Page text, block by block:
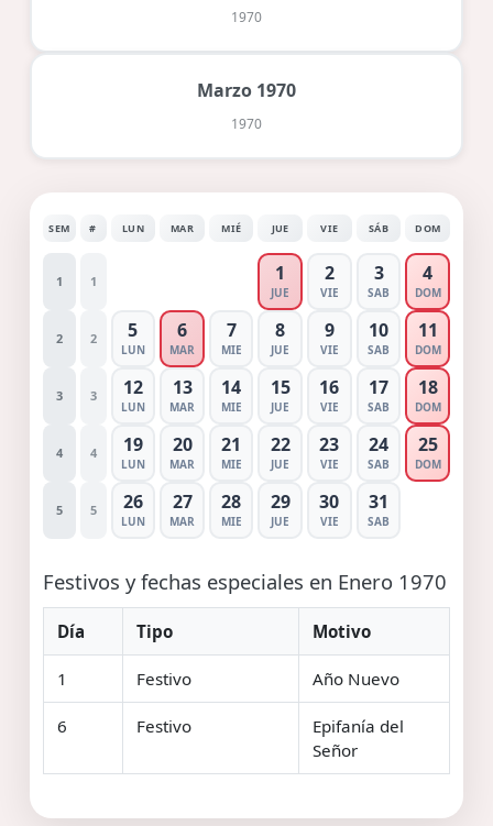
1970
Marzo 1970
1970
SEM # LUN MAR MIÉ JUE VIE SÁB DOM
1 1 1
JUE
2
VIE
3
SAB
4
DOM
2 2 5
LUN
6
MAR
7
MIE
8
JUE
9
VIE
10
SAB
11
DOM
3 3 12
LUN
13
MAR
14
MIE
15
JUE
16
VIE
17
SAB
18
DOM
4 4 19
LUN
20
MAR
21
MIE
22
JUE
23
VIE
24
SAB
25
DOM
5 5 26
LUN
27
MAR
28
MIE
29
JUE
30
VIE
31
SAB
Festivos y fechas especiales en Enero 1970
Día Tipo Motivo
1 Festivo Año Nuevo
6 Festivo
Epifanía del
Señor